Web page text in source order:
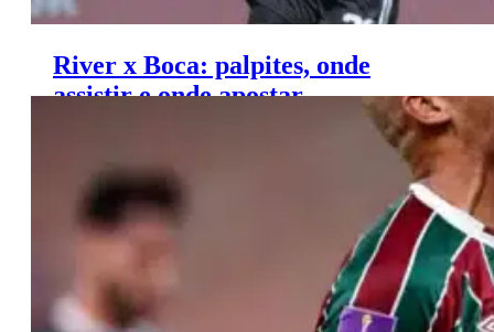
River x Boca: palpites, onde
assistir e onde apostar –
Campeonato Argentino (25/02)